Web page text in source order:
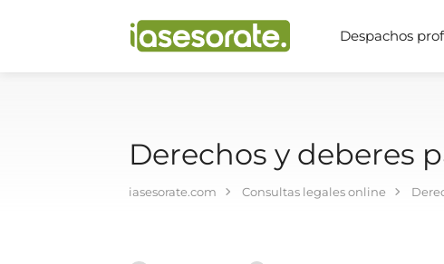
Despachos
Derechos y deberes
iasesorate.com Consultas legales online